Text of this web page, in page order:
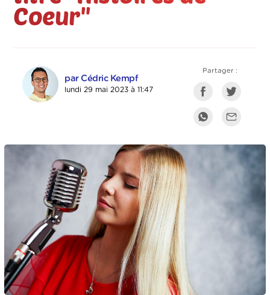
Coeur''
par Cédric Kempf
lundi 29 mai 2023 à 11:47
Partager :